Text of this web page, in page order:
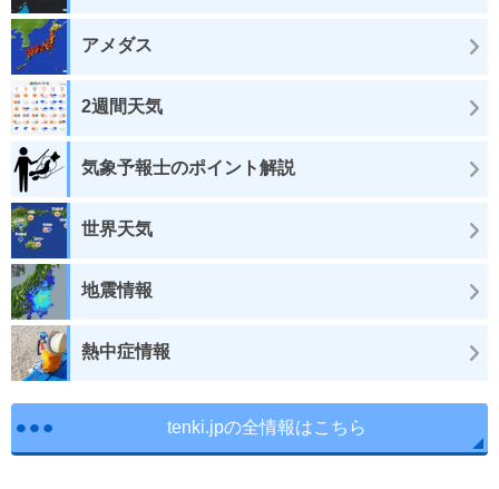
アメダス
2週間天気
気象予報士のポイント解説
世界天気
地震情報
熱中症情報
tenki.jpの全情報はこちら